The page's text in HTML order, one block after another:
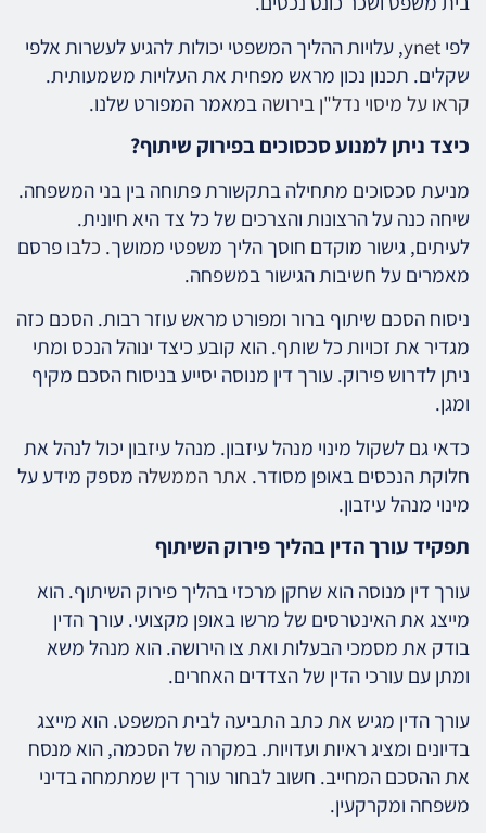
לפיynet, עלויות ההליך המשפטי יכולות להגיע לעשרות אלפי
שקלים. תכנון נכון מראש מפחית את העלויות משמעותית.
קראו על מיסוי נדל"ן בירושהבמאמר המפורט שלנו.
כיצד ניתן למנוע סכסוכים בפירוק שיתוף?
מניעת סכסוכים מתחילה בתקשורת פתוחה בין בני המשפחה.
שיחה כנה על הרצונות והצרכים של כל צד היא חיונית.
לעיתים, גישור מוקדם חוסך הליך משפטי ממושך. כלבופרסם
מאמרים על חשיבות הגישור במשפחה.
ניסוח הסכם שיתוף ברור ומפורט מראש עוזר רבות. הסכם כזה
מגדיר את זכויות כל שותף. הוא קובע כיצד ינוהל הנכס ומתי
ניתן לדרוש פירוק. עורך דין מנוסה יסייע בניסוח הסכם מקיף
ומגן.
כדאי גם לשקול מינוי מנהל עיזבון. מנהל עיזבון יכול לנהל את
חלוקת הנכסים באופן מסודר. אתר הממשלה מספק מידע על
מינוי מנהל עיזבון.
תפקיד עורך הדין בהליך פירוק השיתוף
עורך דין מנוסה הוא שחקן מרכזי בהליך פירוק השיתוף. הוא
מייצג את האינטרסים של מרשו באופן מקצועי. עורך הדין
בודק את מסמכי הבעלות ואת צו הירושה. הוא מנהל משא
ומתן עם עורכי הדין של הצדדים האחרים.
עורך הדין מגיש את כתב התביעה לבית המשפט. הוא מייצג
בדיונים ומציג ראיות ועדויות. במקרה של הסכמה, הוא מנסח
את ההסכם המחייב. חשוב לבחור עורך דין שמתמחה בדיני
משפחה ומקרקעין.